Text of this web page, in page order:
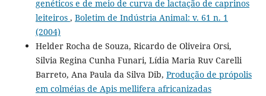
genéticos e de meio de curva de lactação de caprinos
leiteiros , Boletim de Indústria Animal: v. 61 n. 1
(2004)
Helder Rocha de Souza, Ricardo de Oliveira Orsi,
Silvia Regina Cunha Funari, Lídia Maria Ruv Carelli
Barreto, Ana Paula da Silva Dib, Produção de própolis
em colméias de Apis mellifera africanizadas